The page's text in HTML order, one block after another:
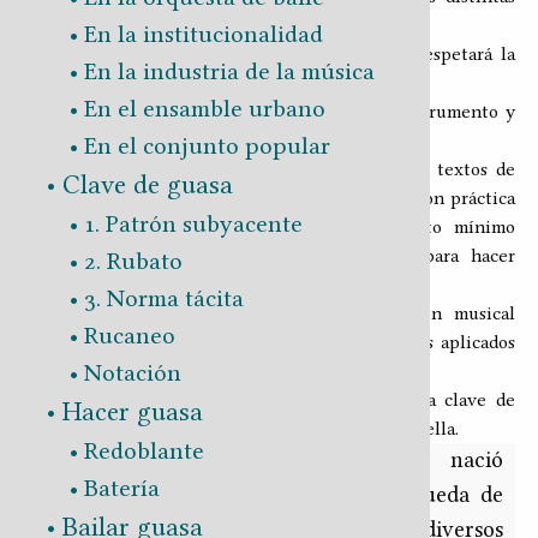
En la institucionalidad
En la industria de la música
En el ensamble urbano
En el conjunto popular
Clave de guasa
1. Patrón subyacente
2. Rubato
3. Norma tácita
Rucaneo
Notación
Hacer guasa
Redoblante
Batería
Bailar guasa
del mismo asunto.
En la sección dedicada a cada instrumento se respetará la
siguiente estructura:
― Explicación breve de la relación entre el instrumento y
el género.
― Exposición audiovisual, sin diálogos pero con textos de
información interpretativa, mostrando la aplicación práctica
de lo que el exponente considere el conjunto mínimo
necesario de métodos, técnicas y estrategias para hacer
― Explicación escrita ―incluyendo la notación musical
necesaria― de los métodos, técnicas y estrategias aplicados
en el audiovisual.
Todo lo anterior en el contexto de lo que es la clave de
guasa, según se expone en el capítulo dedicado a ella.
Nota importante
: este capítulo nació
incompleto, está en progreso la búsqueda de
ejecutantes vernáculos en diversos